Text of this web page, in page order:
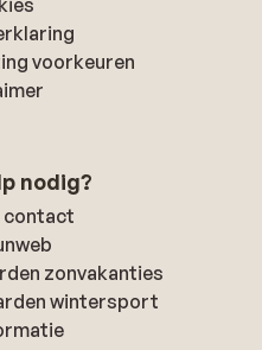
voorkeuren
nodig?
contact
zonvakanties
wintersport